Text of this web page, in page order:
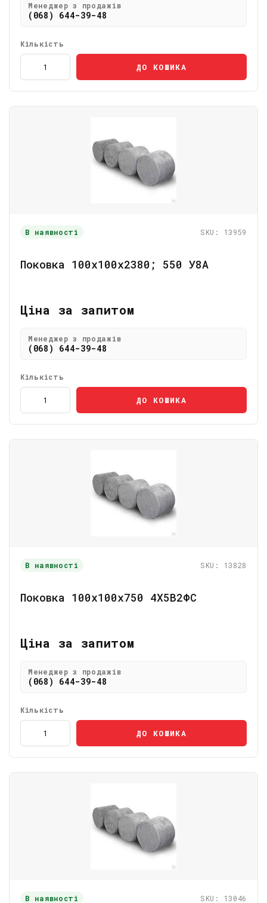
Менеджер з продажів
(068) 644-39-48
Кількість
ДО КОШИКА
В наявності SKU: 13959
Поковка 100х100х2380; 550 У8А
Ціна за запитом
Менеджер з продажів
(068) 644-39-48
Кількість
ДО КОШИКА
В наявності SKU: 13828
Поковка 100х100х750 4Х5В2ФС
Ціна за запитом
Менеджер з продажів
(068) 644-39-48
Кількість
ДО КОШИКА
В наявності SKU: 13046